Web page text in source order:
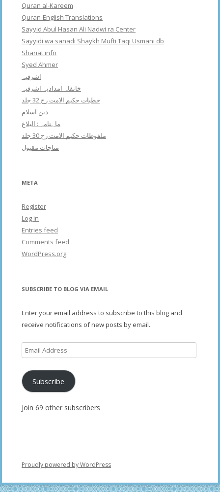
Quran al-Kareem
Quran-English Translations
Sayyid Abul Hasan Ali Nadwi ra Center
Sayyidi wa sanadi Shaykh Mufti Taqi Usmani db
Shariat info
Syed Ahmer
اشرفبہ
خانقاہ امدادیہ اشرفیہ
خطبات حکیم الامت رح 32 جلد
دین اسلام
ماہنامہ : البلاغ
ملفوظات حکیم الامت رح 30 جلد
مناجات مقبول
META
Register
Log in
Entries feed
Comments feed
WordPress.org
SUBSCRIBE TO BLOG VIA EMAIL
Enter your email address to subscribe to this blog and
receive notifications of new posts by email.
Email
Address
Subscribe
Join 69 other subscribers
Proudly powered by WordPress